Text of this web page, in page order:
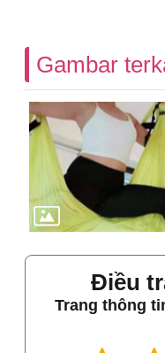
Gambar
Điều
Trang thông